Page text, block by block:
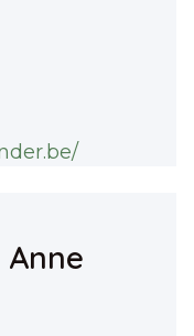
Anne